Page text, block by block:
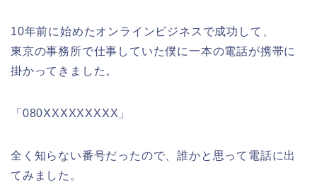
10年前に始めたオンラインビジネスで成功して、
東京の事務所で仕事していた僕に一本の電話が携帯に
掛かってきました。
「080XXXXXXXXX」
全く知らない番号だったので、誰かと思って電話に出
てみました。